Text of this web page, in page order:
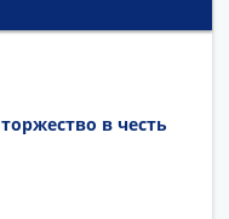
в честь